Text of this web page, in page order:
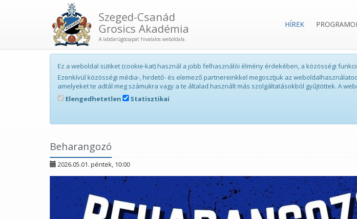
Szeged-Csanád
Grosics Akadémia
A labdarúgócsapat hivatalos weboldala.
HÍREK
Ez a weboldal sütiket (cookie-kat) használ a jobb felhasználói élmény érdekében, a közösségi
Ezenkívül közösségi média-, hirdető- és elemező partnereinkkel megosztjuk az
amelyeket te adtál meg számukra vagy a te általad használt más szolgáltatásokból gyűjtöttek. A
Elengedhetetlen
Statisztikai
Beharangozó
2026.05.01. péntek, 10:00